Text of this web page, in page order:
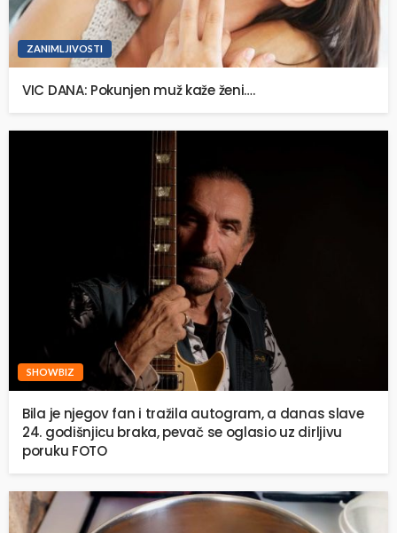
ZANIMLJIVOSTI
VIC DANA: Pokunjen muž kaže ženi….
SHOWBIZ
Bila je njegov fan i tražila autogram, a danas slave
24. godišnjicu braka, pevač se oglasio uz dirljivu
poruku FOTO